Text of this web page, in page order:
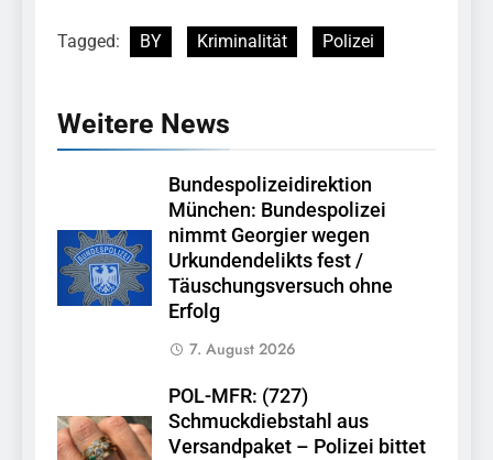
Tagged: BY Kriminalität Polizei
Weitere News
Bundespolizeidirektion
München: Bundespolizei
nimmt Georgier wegen
Urkundendelikts fest /
Täuschungsversuch ohne
Erfolg
7. August 2026
POL-MFR: (727)
Schmuckdiebstahl aus
Versandpaket – Polizei bittet